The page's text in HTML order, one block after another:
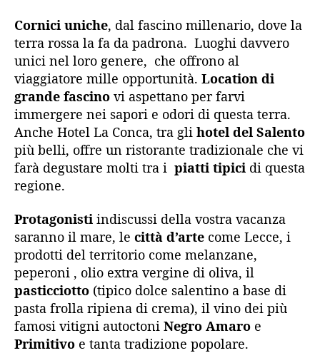
Cornici uniche, dal fascino millenario, dove la
terra rossa la fa da padrona. Luoghi davvero
unici nel loro genere, che offrono al
viaggiatore mille opportunità. Location di
grande fascino vi aspettano per farvi
immergere nei sapori e odori di questa terra.
Anche Hotel La Conca, tra gli hotel del Salento
più belli, offre un ristorante tradizionale che vi
farà degustare molti tra i piatti tipici di questa
regione.
Protagonisti indiscussi della vostra vacanza
saranno il mare, le città d’arte come Lecce, i
prodotti del territorio come melanzane,
peperoni , olio extra vergine di oliva, il
pasticciotto (tipico dolce salentino a base di
pasta frolla ripiena di crema), il vino dei più
famosi vitigni autoctoni Negro Amaro e
Primitivo e tanta tradizione popolare.